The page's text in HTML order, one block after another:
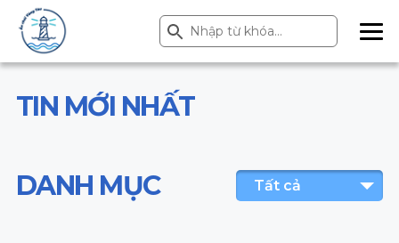
Search
for:
Search Button
ME
NU
TIN MỚI NHẤT
DANH MỤC Tất cả